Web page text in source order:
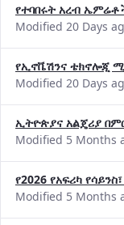
የተባበሩት አረብ
Modified 20 Days
የኢኖቬሽንና ቴክኖሎጂ
Modified 20 Days
ኢትዮጵያና አልጄሪያ
Modified 5 Months
የ2026 የአፍሪካ
Modified 5 Months